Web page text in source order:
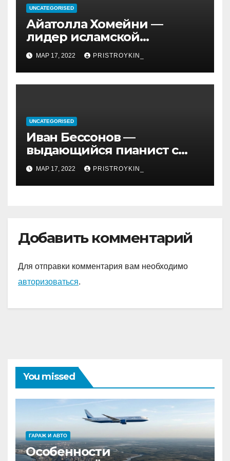
UNCATEGORISED
Айатолла Хомейни —
лидер исламской
революции, его биография
и идеология, роль в
иранской политике и
последствия его
МАР 17, 2022 PRISTROYKIN_
UNCATEGORISED
Иван Бессонов —
выдающийся пианист с
уникальным талантом и
впечатляющими
достижениями
МАР 17, 2022 PRISTROYKIN_
Добавить комментарий
Для отправки комментария вам необходимо
авторизоваться.
You missed
ГАРАЖ И АВТО
Особенности